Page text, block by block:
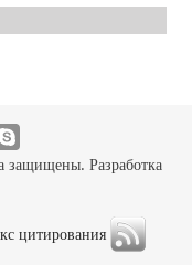
Разработка